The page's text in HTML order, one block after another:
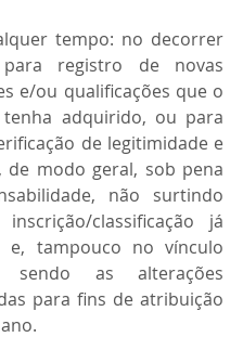
tempo: no decorrer
registro de novas
e/ou qualificações que o
adquirido, ou para
de legitimidade e
de modo geral, sob pena
não surtindo
classificação já
e, tampouco no vínculo
sendo as alterações
para fins de atribuição